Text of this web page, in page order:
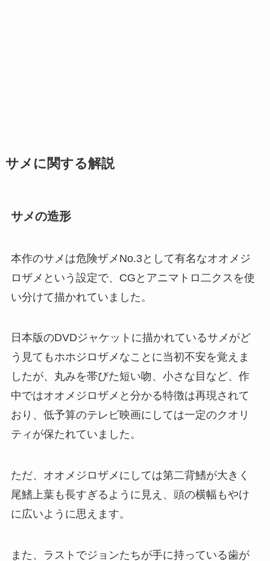
サメに関する解説
サメの造形
本作のサメは危険ザメNo.3として有名なオオメジ
ロザメという設定で、CGとアニマトロ二クスを使
い分けて描かれていました。
日本版のDVDジャケットに描かれているサメがど
う見てもホホジロザメなことに当初不安を覚えま
したが、丸みを帯びた短い吻、小さな目など、作
中ではオオメジロザメと分かる特徴は再現されて
おり、低予算のテレビ映画にしては一定のクオリ
ティが保たれていました。
ただ、オオメジロザメにしては第二背鰭が大きく
尾鰭上葉も長すぎるように見え、頭の横幅もやけ
に広いように思えます。
また、ラストでジョンたちが手に持っている歯が